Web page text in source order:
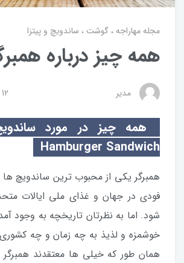
مجله مهاراجه گوشت ساندویچ و پیتزا
همه چیز درباره
مدیر 12 ارديبهشت 1399
همه چیز در مورد
Hamburger Sandwich
همبرگر یکی از محبوب ترین ساندویچ
فودی در جهان و غذای ملی ایالات
شود. اما به نظرتان تاریخچه به وجود
خوشمزه و لذیذ به چه زمان و چه کشوری
همان طور که خیلی ها معتقدند همبرگر